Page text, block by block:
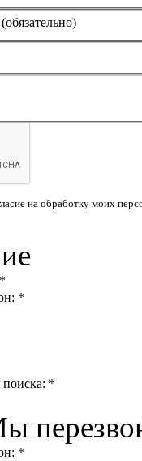
на обработку моих
*
поиска: *
*